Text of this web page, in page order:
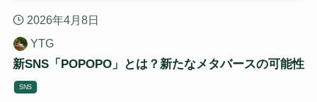
2026年4月8日
YTG
新SNS「POPOPO」とは？新たなメタバースの可能性
SNS